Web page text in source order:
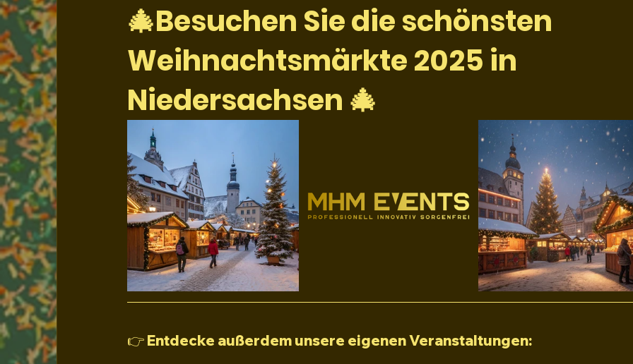
🎄Besuchen Sie die schönsten
Weihnachtsmärkte 2025 in
Niedersachsen 🎄
👉 Entdecke außerdem unsere eigenen Veranstaltungen: